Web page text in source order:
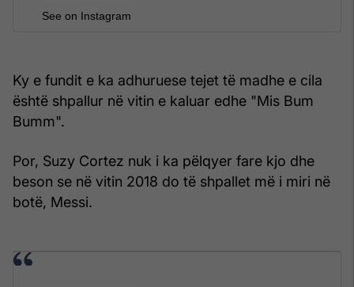
See on Instagram
Ky e fundit e ka adhuruese tejet të madhe e cila
është shpallur në vitin e kaluar edhe "Mis Bum
Bumm".
Por, Suzy Cortez nuk i ka pëlqyer fare kjo dhe
beson se në vitin 2018 do të shpallet më i miri në
botë, Messi.